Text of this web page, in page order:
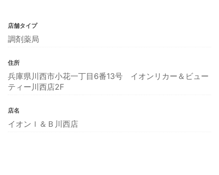
店舗タイプ
調剤薬局
住所
兵庫県川西市小花一丁目6番13号 イオンリカー＆ビュー
ティー川西店2F
店名
イオンｌ＆Ｂ川西店